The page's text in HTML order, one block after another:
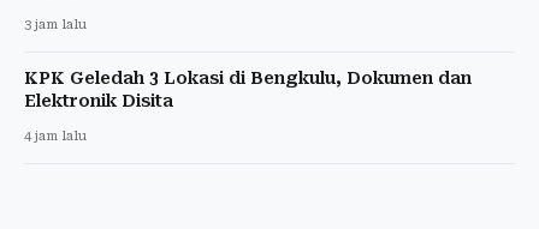
3 jam lalu
KPK Geledah 3 Lokasi di Bengkulu, Dokumen dan
Elektronik Disita
4 jam lalu